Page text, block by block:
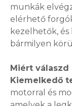
munkák
elérhető
kezelhetők,
bármilyen
Miért
Kiemelkedő
motorral és